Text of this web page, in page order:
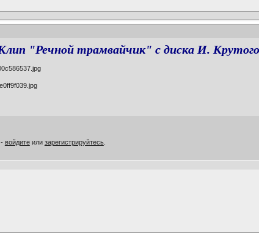
"Речной трамвайчик" с диска И.
войдитеили зарегистрируйтесь.